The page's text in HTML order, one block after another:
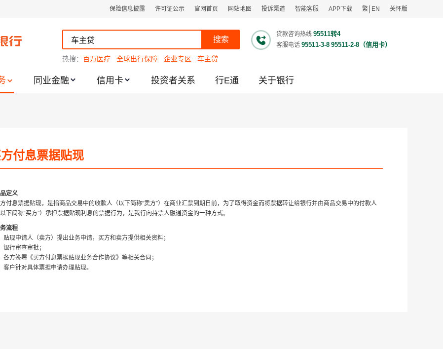
幅度限制的通知
保险信息披露 许可证公示 官网首页 网站地图 投诉渠道 智能客服 APP下载 繁 EN 关怀版
搜索
贷款咨询热线 95511转4
客服电话 95511-3-8 95511-2-8（信用卡）
热搜： 百万医疗 全球出行保障 企业专区 车主贷
同业金融 信用卡 投资者关系 行E通 关于银行
付息票据贴现
定义
付息票据贴现，是指商品交易中的收款人（以下简称“卖方”）在商业汇票到期日前，为了取得资金而将票据转让给银行并由商品交易中的付款人
以下简称“买方”）承担票据贴现利息的票据行为，是我行向持票人融通资金的一种方式。
流程
贴现申请人（卖方）提出业务申请，买方和卖方提供相关资料；
银行审查审批；
各方签署《买方付息票据贴现业务合作协议》等相关合同；
客户针对具体票据申请办理贴现。